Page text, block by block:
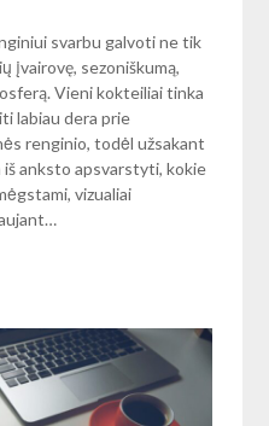
svarbu galvoti ne tik
įvairovę, sezoniškumą,
Vieni kokteiliai tinka
labiau dera prie
renginio, todėl užsakant
iš anksto apsvarstyti, kokie
vizualiai